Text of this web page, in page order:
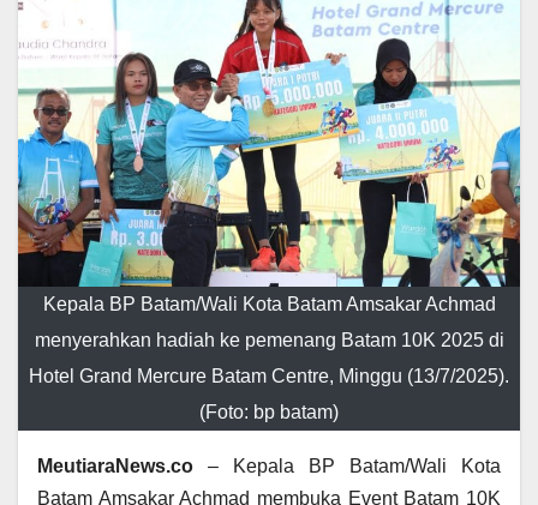
Kepala BP Batam/Wali Kota Batam Amsakar Achmad
menyerahkan hadiah ke pemenang Batam 10K 2025 di
Hotel Grand Mercure Batam Centre, Minggu (13/7/2025).
(Foto: bp batam)
MeutiaraNews.co – Kepala BP Batam/Wali Kota
Batam Amsakar Achmad membuka Event Batam 10K